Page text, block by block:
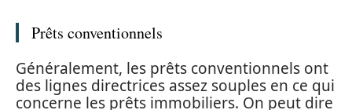
Prêts conventionnels
Généralement, les prêts conventionnels ont
des lignes directrices assez souples en ce qui
concerne les prêts immobiliers. On peut dire